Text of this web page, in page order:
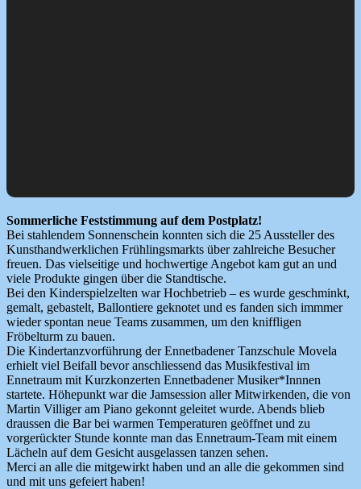
Sommerliche Feststimmung auf dem Postplatz!
Bei stahlendem Sonnenschein konnten sich die 25 Aussteller des
Kunsthandwerklichen Frühlingsmarkts über zahlreiche Besucher
freuen. Das vielseitige und hochwertige Angebot kam gut an und
viele Produkte gingen über die Standtische.
Bei den Kinderspielzelten war Hochbetrieb – es wurde geschminkt,
gemalt, gebastelt, Ballontiere geknotet und es fanden sich immmer
wieder spontan neue Teams zusammen, um den kniffligen
Fröbelturm zu bauen.
Die Kindertanzvorführung der Ennetbadener Tanzschule Movela
erhielt viel Beifall bevor anschliessend das Musikfestival im
Ennetraum mit Kurzkonzerten Ennetbadener Musiker*Innnen
startete. Höhepunkt war die Jamsession aller Mitwirkenden, die von
Martin Villiger am Piano gekonnt geleitet wurde. Abends blieb
draussen die Bar bei warmen Temperaturen geöffnet und zu
vorgerückter Stunde konnte man das Ennetraum-Team mit einem
Lächeln auf dem Gesicht ausgelassen tanzen sehen.
Merci an alle die mitgewirkt haben und an alle die gekommen sind
und mit uns gefeiert haben!